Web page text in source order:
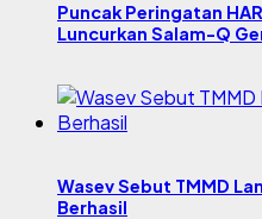
Puncak Peringatan
Luncurkan Salam-Q
Wasev Sebut TMMD
Berhasil